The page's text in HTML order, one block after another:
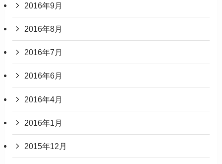
2016年9月
2016年8月
2016年7月
2016年6月
2016年4月
2016年1月
2015年12月